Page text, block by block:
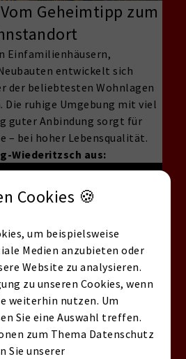
Geheimtipp zum
Einfamilienhäusern,
entwickelt sich
der beliebtesten Wohnlagen
Die ruhige Umgebung mit viel
guter Anbindung sorgt für
– bei hoher Lebensqualität.
Wiederitzsch aus:
Messe, BMW, Porsche &
in Richtung
aus Neubauten,
& Kapitalanlagen
Cookies 🍪
um beispielsweise
Medien anzubieten oder
Website zu analysieren.
zu unseren Cookies, wenn
weiterhin nutzen. Um
Sie eine Auswahl treffen.
zum Thema Datenschutz
Sie unserer